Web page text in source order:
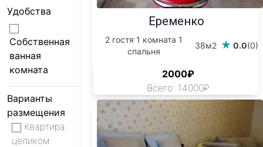
Удобства
Собственная
ванная
комната
Варианты
размещения
Квартира
целиком
Еременко
2 гостя 1 комната 1
спальня
38м2 0.0(0)
2000₽
Всего: 14000₽